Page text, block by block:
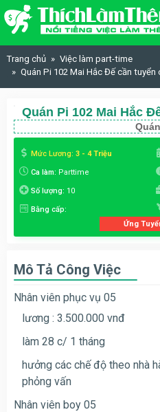
Skip to content
Trang chủ
Việc làm part-time
Quán Pi 102 Mai Hắc Đế cần tuyển
Quán Pi 102 Mai Hắc
Mức Lương: 3 - 4 Triệu
Ca làm: Parttime
Số lượng: 10
Bằng cấp:
Ứng
Mô Tả Công Việc
Nhân viên phục vụ 05
lương : 3.500.000 vnđ
làm 28 c/ 1 tháng
hưởng các chế độ theo nhà
phỏng vấn
Nhân viên boy 05